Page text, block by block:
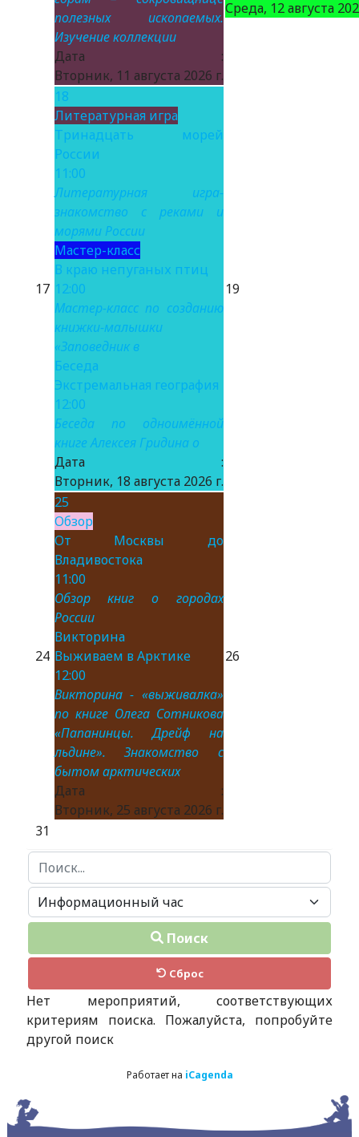
полезных ископаемых.
Изучение коллекции
Дата :
Вторник, 11 августа 2026 г.
Среда, 12 августа
17
18
Литературная игра
Тринадцать морей
России
11:00
Литературная игра-
знакомство с реками и
морями России
Мастер-класс
В краю непуганых птиц
12:00
Мастер-класс по созданию
книжки-малышки
«Заповедник в
Беседа
Экстремальная география
12:00
Беседа по одноимённой
книге Алексея Гридина о
Дата :
Вторник, 18 августа 2026 г.
19
24
25
Обзор
От Москвы до
Владивостока
11:00
Обзор книг о городах
России
Викторина
Выживаем в Арктике
12:00
Викторина - «выживалка»
по книге Олега Сотникова
«Папанинцы. Дрейф на
льдине». Знакомство с
бытом арктических
Дата :
Вторник, 25 августа 2026 г.
26
31
Поиск...
Поиск
Сброс
Нет мероприятий, соответствующих
критериям поиска. Пожалуйста, попробуйте
другой поиск
Работает на iCagenda